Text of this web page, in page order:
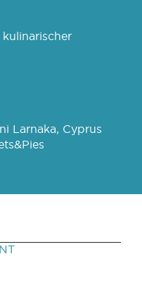
Larnaka, Cyprus